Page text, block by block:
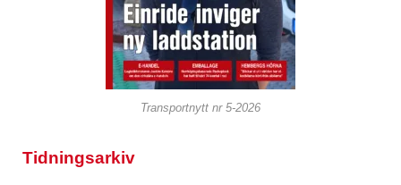
Transportnytt nr 5-2026
Tidningsarkiv